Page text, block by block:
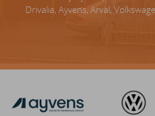
Drivalia, Ayvens, Arval,